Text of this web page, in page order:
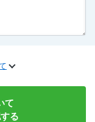
て
る